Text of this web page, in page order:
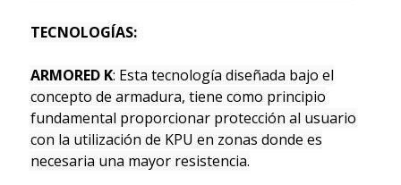
TECNOLOGÍAS:
ARMORED K: Esta tecnología diseñada bajo el
concepto de armadura, tiene como principio
fundamental proporcionar protección al usuario
con la utilización de KPU en zonas donde es
necesaria una mayor resistencia.